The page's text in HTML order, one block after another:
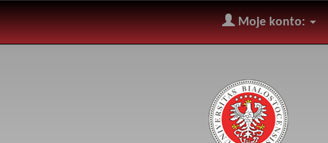
Moje konto: